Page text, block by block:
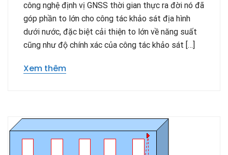
công nghệ định vị GNSS thời gian thực ra đời nó đã
góp phần to lớn cho công tác khảo sát địa hình
dưới nước, đặc biệt cải thiện to lớn về năng suất
cũng như độ chính xác của công tác khảo sát […]
Xem thêm